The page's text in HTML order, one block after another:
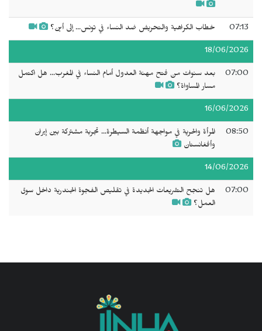
07:13 خطاب الكراهية والتحريض ضد النساء في تونس... إلى أين؟
18/06/2026
07:00
بعد سنوات من فتح مهنة العدول أمام النساء في المغرب... هل اكتمل
مسار المساواة؟
16/06/2026
08:50
المرأة والحرية في مواجهة أنظمة السيطرة... تجربة مشتركة بين إيران
وأفغانستان
14/06/2026
07:00
هل تنجح التشريعات الجديدة في تقليص الفجوة الجندرية داخل سوق
العمل؟